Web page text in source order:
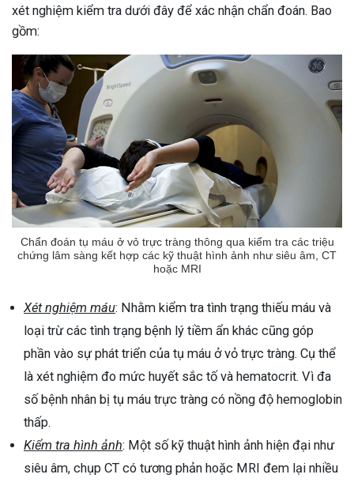
xét nghiệm kiểm tra dưới đây để xác nhận chẩn đoán. Bao
gồm:
Chẩn đoán tụ máu ở vỏ trực tràng thông qua kiểm tra các triệu
chứng lâm sàng kết hợp các kỹ thuật hình ảnh như siêu âm, CT
hoặc MRI
Xét nghiệm máu: Nhằm kiểm tra tình trạng thiếu máu và
loại trừ các tình trạng bệnh lý tiềm ẩn khác cũng góp
phần vào sự phát triển của tụ máu ở vỏ trực tràng. Cụ thể
là xét nghiệm đo mức huyết sắc tố và hematocrit. Vì đa
số bệnh nhân bị tụ máu trực tràng có nồng độ hemoglobin
thấp.
Kiểm tra hình ảnh: Một số kỹ thuật hình ảnh hiện đại như
siêu âm, chụp CT có tương phản hoặc MRI đem lại nhiều